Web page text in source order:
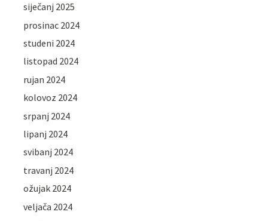
siječanj 2025
prosinac 2024
studeni 2024
listopad 2024
rujan 2024
kolovoz 2024
srpanj 2024
lipanj 2024
svibanj 2024
travanj 2024
ožujak 2024
veljača 2024